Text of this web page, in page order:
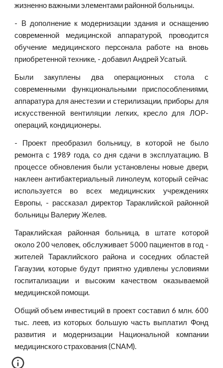
жизненно важными элементами районной больницы.
- В дополнение к модернизации здания и оснащению
современной медицинской аппаратурой, проводится
обучение медицинского персонала работе на вновь
приобретенной технике, - добавил Андрей Усатый.
Были закуплены два операционных стола с
современными функциональными приспособлениями,
аппаратура для анестезии и стерилизации, приборы для
искусственной вентиляции легких, кресло для ЛОР-
операций, кондиционеры.
- Проект преобразил больницу, в которой не было
ремонта с 1989 года, со дня сдачи в эксплуатацию. В
процессе обновления были установлены новые двери,
наклеен антибактериальный линолеум, который сейчас
используется во всех медицинских учреждениях
Европы, - рассказал директор Тараклийской районной
больницы Валериу Желев.
Тараклийская районная больница, в штате которой
около 200 человек, обслуживает 5000 пациентов в год -
жителей Тараклийского района и соседних областей
Гагаузии, которые будут приятно удивлены условиями
госпитализации и высоким качеством оказываемой
медицинской помощи.
Общий объем инвестиций в проект составил 6 млн. 600
тыс. леев, из которых большую часть выплатил Фонд
развития и модернизации Национальной компании
медицинского страхования (CNAM).